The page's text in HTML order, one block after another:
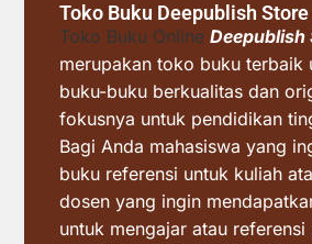
Toko Buku Deepublish Store
Toko Buku Online Deepublish
merupakan toko buku terbaik
buku-buku berkualitas dan
fokusnya untuk pendidikan
Bagi Anda mahasiswa yang
buku referensi untuk kuliah
dosen yang ingin
untuk mengajar atau